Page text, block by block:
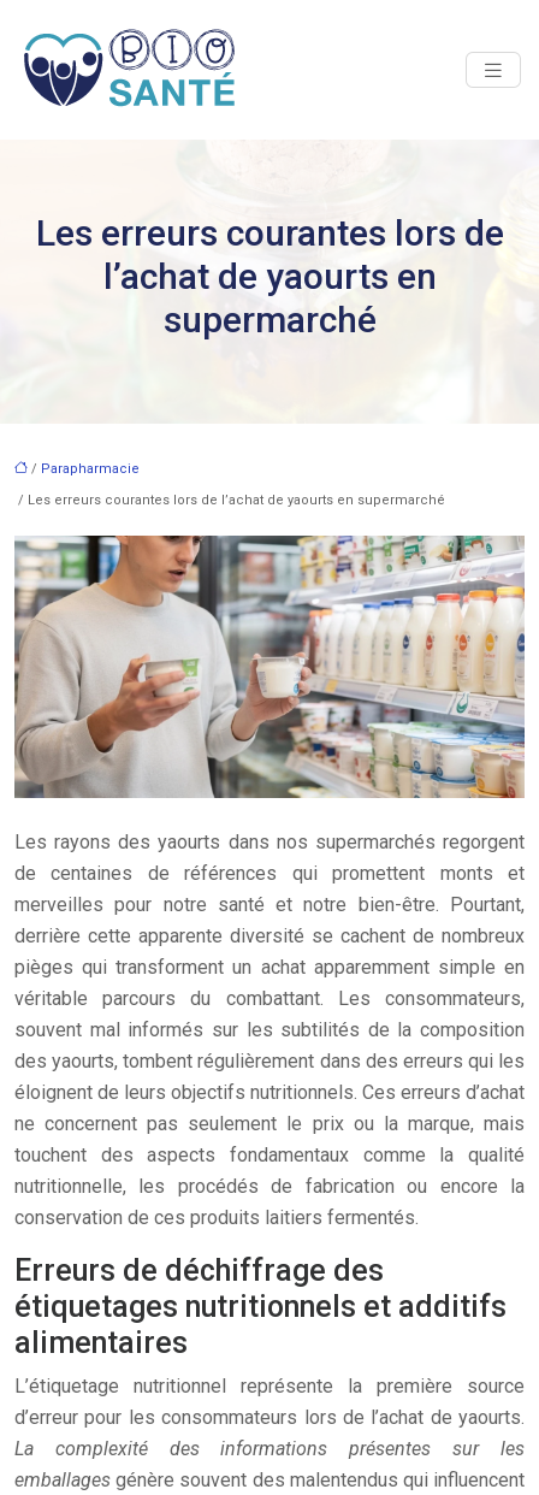
Les erreurs courantes lors de
l’achat de yaourts en
supermarché
/ Parapharmacie
/ Les erreurs courantes lors de l’achat de yaourts en supermarché
Les rayons des yaourts dans nos supermarchés regorgent
de centaines de références qui promettent monts et
merveilles pour notre santé et notre bien-être. Pourtant,
derrière cette apparente diversité se cachent de nombreux
pièges qui transforment un achat apparemment simple en
véritable parcours du combattant. Les consommateurs,
souvent mal informés sur les subtilités de la composition
des yaourts, tombent régulièrement dans des erreurs qui les
éloignent de leurs objectifs nutritionnels. Ces erreurs d’achat
ne concernent pas seulement le prix ou la marque, mais
touchent des aspects fondamentaux comme la qualité
nutritionnelle, les procédés de fabrication ou encore la
conservation de ces produits laitiers fermentés.
Erreurs de déchiffrage des
étiquetages nutritionnels et additifs
alimentaires
L’étiquetage nutritionnel représente la première source
d’erreur pour les consommateurs lors de l’achat de yaourts.
La complexité des informations présentes sur les
emballagesgénère souvent des malentendus qui influencent